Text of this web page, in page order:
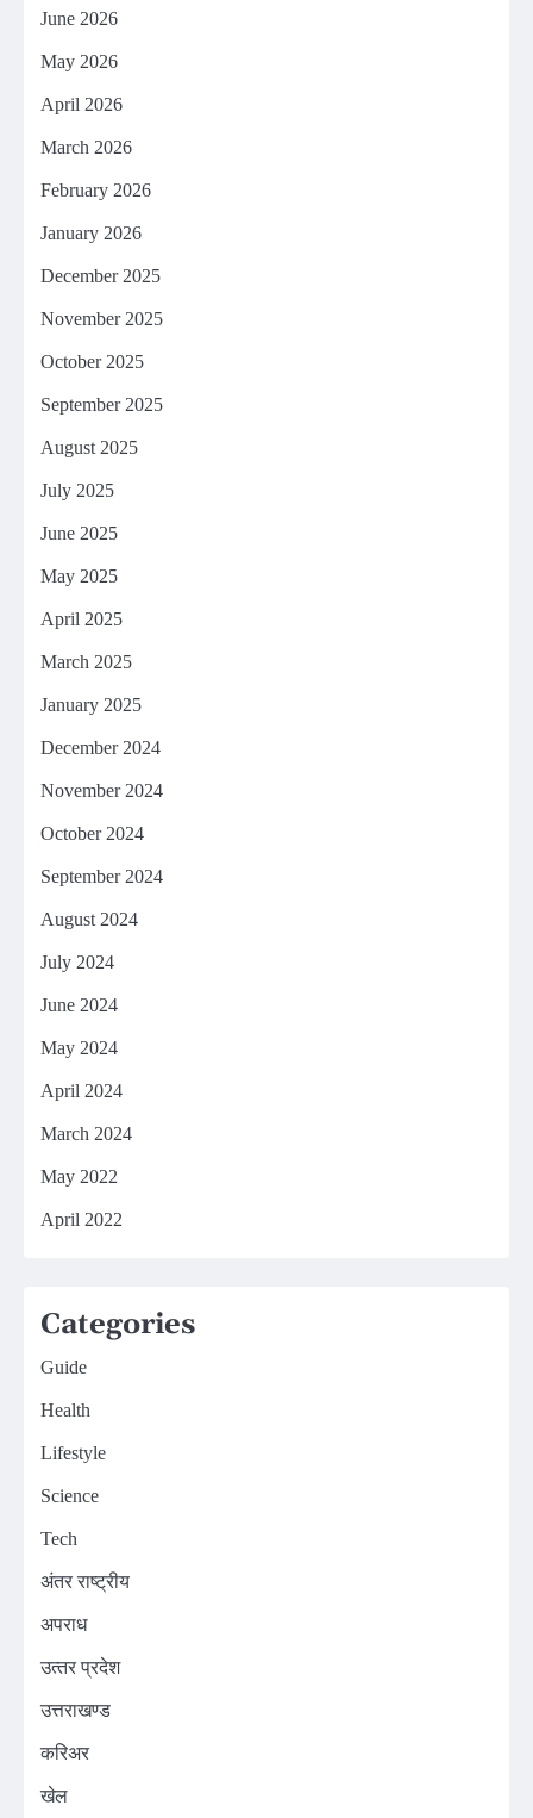
June 2026
May 2026
April 2026
March 2026
February 2026
January 2026
December 2025
November 2025
October 2025
September 2025
August 2025
July 2025
June 2025
May 2025
April 2025
March 2025
January 2025
December 2024
November 2024
October 2024
September 2024
August 2024
July 2024
June 2024
May 2024
April 2024
March 2024
May 2022
April 2022
Categories
Guide
Health
Lifestyle
Science
Tech
अंतर राष्ट्रीय
अपराध
उत्‍तर प्रदेश
उत्तराखण्ड
करिअर
खेल